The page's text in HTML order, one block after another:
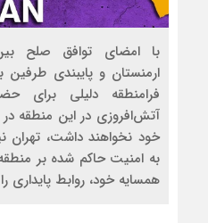
با امضای توافق صلح
ارمنستان و پایبندی
فرامنطقه دلیلی برای
آتش‌افروزی در این منطقه
خود نخواهند داشت، تهران
به امنیت حاکم شده بر
همسایه خود، روابط پایداری